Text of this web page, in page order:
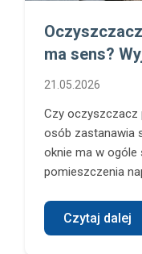
ma sens?
21.05.2026
Czy oczyszczacz
osób zastanawia
oknie ma w ogóle
pomieszczenia
Czytaj dalej